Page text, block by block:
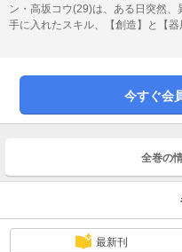
ン・高坂コウ(29)は、ある日突然
手に入れたスキル、【創造】と【
し、使いこなすことができるチー
人々からの依頼をこなしたり。コ
真面目な性格と丁寧な仕事ぶりか
版第1弾。※本作品は単行本を分割
今すぐ会
全巻の
最新刊